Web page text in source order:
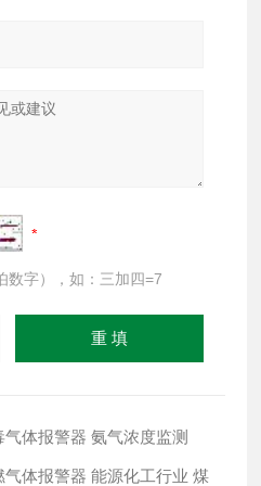
数字），如：三加四=7
体报警器 氨气浓度监测
气体报警器 能源化工行业 煤